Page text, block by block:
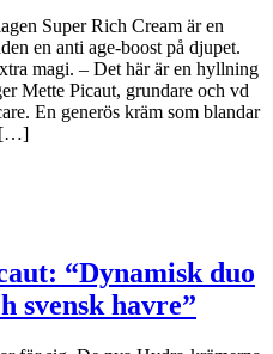
Super Rich Cream är en
en anti age-boost på djupet.
magi. – Det här är en hyllning
Mette Picaut, grundare och vd
En generös kräm som blandar
[…]
“Dynamisk duo
svensk havre”